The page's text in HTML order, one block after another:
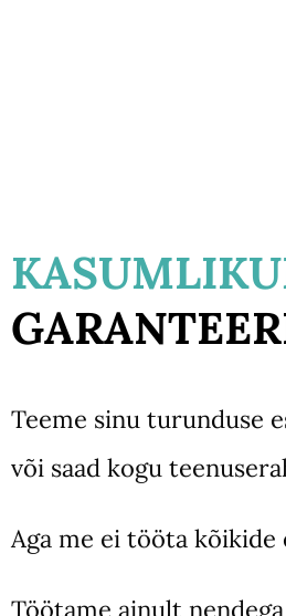
Teeme sinu turunduse
või saad kogu
Aga me ei tööta kõikide
Töötame ainult